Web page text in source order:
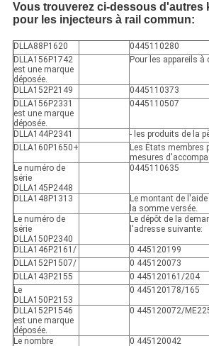
Vous trouverez ci-dessous d'autres
pour les injecteurs à rail commun:
DLLA88P1620
0445110280
DLLA156P1742
est une marque
déposée.
Pour les appareils
DLLA152P2149
0445110373
DLLA156P2331
est une marque
déposée.
0445110507
DLLA144P2341
- les produits de la
DLLA160P1650+
Les États membres
mesures
Le numéro de
série
DLLA145P2448
0445110635
DLLA148P1313
Le montant de
la somme versée.
Le numéro de
série
DLLA150P2340
Le dépôt de la
l'adresse suivante:
DLLA146P2161/
0 445120199
DLLA152P1507/
0 445120073
DLLA143P2155
0 445120161/204
Le
DLLA150P2153
0 445120178/165
DLLA152P1546
est une marque
déposée.
0 445120072/
Le nombre 0 445120042